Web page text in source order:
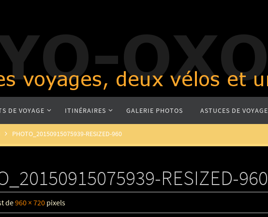
DE VOYAGE ITINÉRAIRES GALERIE PHOTOS ASTUCES DE VOYAGE
PHOTO_20150915075939-RESIZED-960
RESIZED-960
de960 × 720pixels